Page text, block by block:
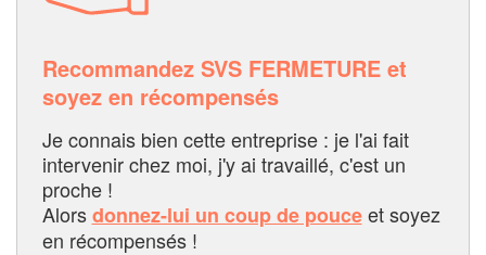
Recommandez SVS FERMETURE et
soyez en récompensés
Je connais bien cette entreprise : je l'ai fait
intervenir chez moi, j'y ai travaillé, c'est un
proche !
Alorsdonnez-lui un coup de pouceet soyez
en récompensés !